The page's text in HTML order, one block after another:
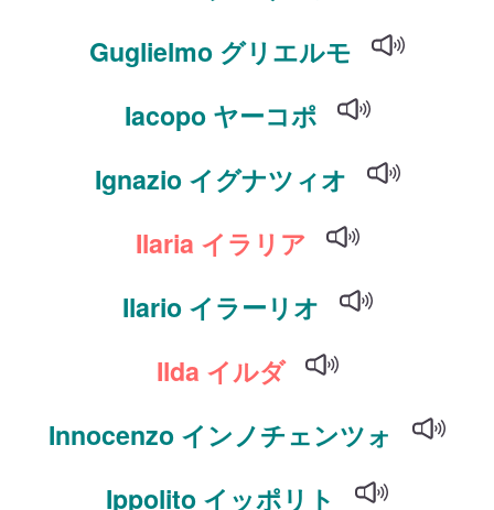
Guglielmo グリエルモ
Iacopo ヤーコポ
Ignazio イグナツィオ
Ilaria イラリア
Ilario イラーリオ
Ilda イルダ
Innocenzo インノチェンツォ
Ippolito イッポリト